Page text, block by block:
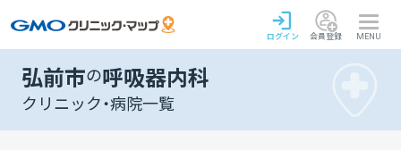
ログイン 会員登録 MENU
弘前市の呼吸器内科
クリニック・病院一覧